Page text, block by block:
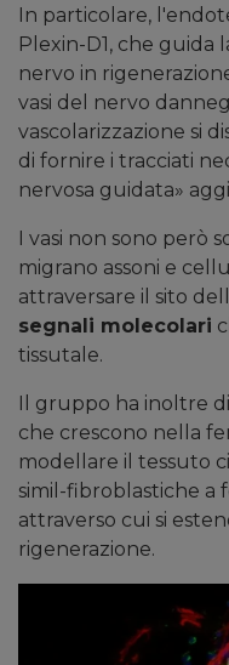
In particolare,
Plexin-D1, che guida
nervo in
vasi del nervo
vascolarizzazione si
di fornire i tracciati
nervosa guidata»
I vasi non sono però
migrano assoni e
attraversare il sito
segnali molecolari
tissutale.
Il gruppo ha inoltre
che crescono nella
modellare il tessuto
simil-fibroblastiche
attraverso cui si
rigenerazione.